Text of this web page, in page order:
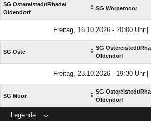
SG Ostereistedt/​Rhade/​
Oldendorf
: SG Wörpemoor
Freitag, 16.10.2026 - 20:00 Uhr |
SG Oste : SG Ostereistedt/​
Oldendorf
Freitag, 23.10.2026 - 19:30 Uhr |
SG Moor : SG Ostereistedt/​
Oldendorf
Legende